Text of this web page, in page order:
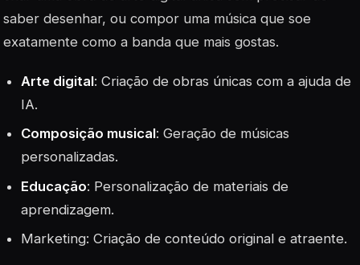
saber desenhar, ou compor uma música que soe
exatamente como a banda que mais gostas.
Arte digital: Criação de obras únicas com a ajuda de
IA.
Composição musical: Geração de músicas
personalizadas.
Educação: Personalização de materiais de
aprendizagem.
Marketing: Criação de conteúdo original e atraente.